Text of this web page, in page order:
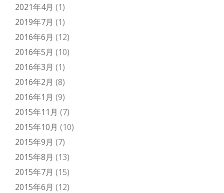
2021年4月 (1)
2019年7月 (1)
2016年6月 (12)
2016年5月 (10)
2016年3月 (1)
2016年2月 (8)
2016年1月 (9)
2015年11月 (7)
2015年10月 (10)
2015年9月 (7)
2015年8月 (13)
2015年7月 (15)
2015年6月 (12)